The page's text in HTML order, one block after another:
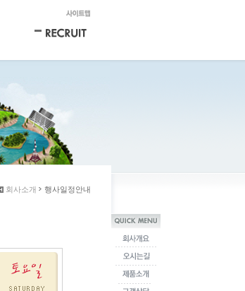
회사소개 행사일정안내